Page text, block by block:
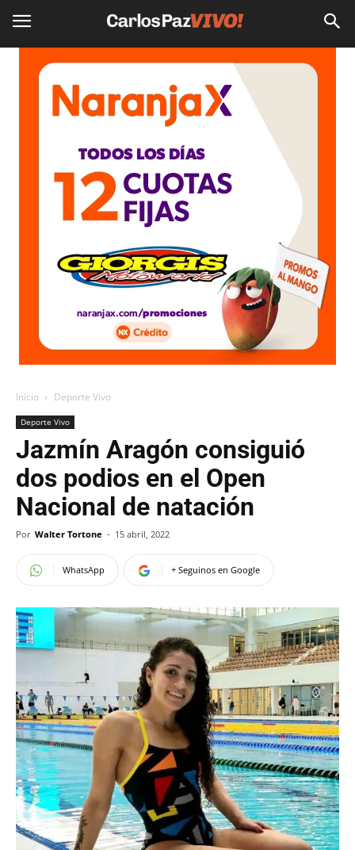
Inicio Deporte Vivo
Deporte Vivo
Jazmín Aragón consiguió
dos podios en el Open
Nacional de natación
Por Walter Tortone - 15 abril, 2022
WhatsApp + Seguinos en Google